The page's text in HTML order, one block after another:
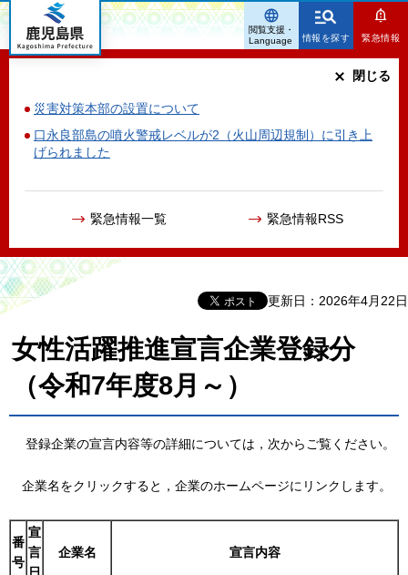
鹿児島県
情報を探す 緊急情報
災害対策本部の設置について
口永良部島の噴火警戒レベルが2（火山周辺規制）に引き上
げられました
緊急情報一覧 緊急情報RSS
閉じる
閲覧支援・
Language
更新日：2026年4月22日
女性活躍推進宣言企業登録分
（令和7年度8月～）
登録企業の宣言内容等の詳細については，次からご覧ください。
企業名をクリックすると，企業のホームページにリンクします。
番
号
宣
言
日
企業名 宣言内容